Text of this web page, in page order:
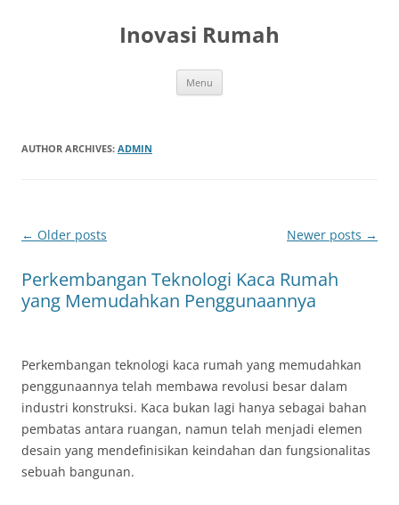
Inovasi Rumah
Menu
AUTHOR ARCHIVES: ADMIN
Post
← Older posts Newer posts →
Perkembangan Teknologi Kaca Rumah
yang Memudahkan Penggunaannya
Perkembangan teknologi kaca rumah yang memudahkan
penggunaannya telah membawa revolusi besar dalam
industri konstruksi. Kaca bukan lagi hanya sebagai bahan
pembatas antara ruangan, namun telah menjadi elemen
desain yang mendefinisikan keindahan dan fungsionalitas
sebuah bangunan.